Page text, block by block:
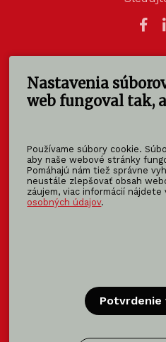
Nastavenia
web fungoval tak,
Používame súbory cookie.
aby naše webové stránky
Pomáhajú nám tiež správne
neustále zlepšovať obsah
záujem, viac informácií nájdete
osobných údajov.
Potvrdenie
KOMA
949 01 Nitra
+ 421
Patríme do rodiny